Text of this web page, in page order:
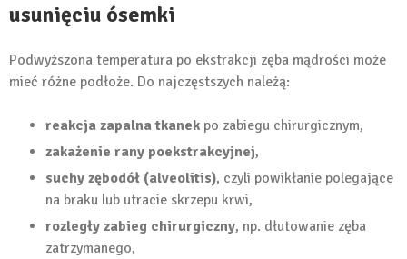
usunięciu ósemki
Podwyższona temperatura po ekstrakcji zęba mądrości może
mieć różne podłoże. Do najczęstszych należą:
reakcja zapalna tkanek po zabiegu chirurgicznym,
zakażenie rany poekstrakcyjnej,
suchy zębodół (alveolitis), czyli powikłanie polegające
na braku lub utracie skrzepu krwi,
rozległy zabieg chirurgiczny, np. dłutowanie zęba
zatrzymanego,